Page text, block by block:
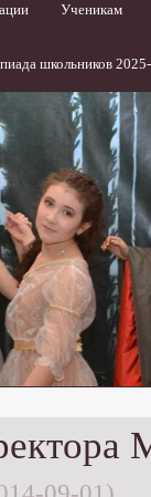
Ученикам
школьников